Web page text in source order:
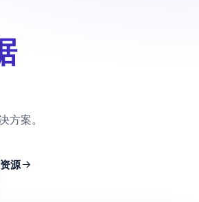
享和追溯 关
方案。
源